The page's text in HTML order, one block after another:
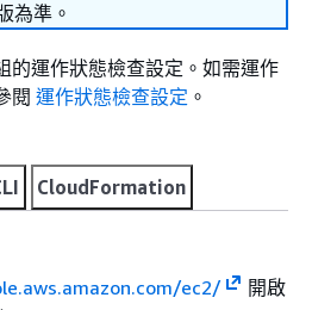
為準。
的運作狀態檢查設定。如需運作
閱 運作狀態檢查設定 。
CloudFormation
ec2/
開啟